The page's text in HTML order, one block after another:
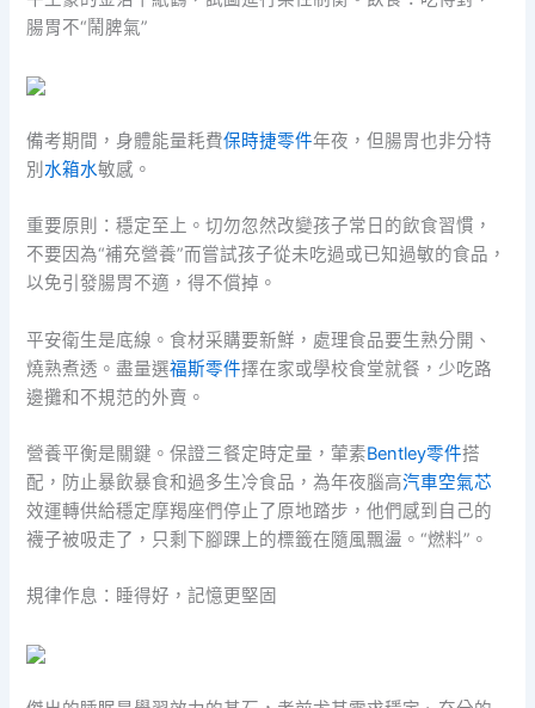
腸胃不“鬧脾氣”
備考期間，身體能量耗費保時捷零件年夜，但腸胃也非分特
別水箱水敏感。
重要原則：穩定至上。切勿忽然改變孩子常日的飲食習慣，
不要因為“補充營養”而嘗試孩子從未吃過或已知過敏的食品，
以免引發腸胃不適，得不償掉。
平安衛生是底線。食材采購要新鮮，處理食品要生熟分開、
燒熟煮透。盡量選福斯零件擇在家或學校食堂就餐，少吃路
邊攤和不規范的外賣。
營養平衡是關鍵。保證三餐定時定量，葷素Bentley零件搭
配，防止暴飲暴食和過多生冷食品，為年夜腦高汽車空氣芯
效運轉供給穩定摩羯座們停止了原地踏步，他們感到自己的
襪子被吸走了，只剩下腳踝上的標籤在隨風飄盪。“燃料”。
規律作息：睡得好，記憶更堅固